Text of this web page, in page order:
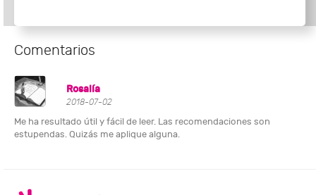
Comentarios
Rosalía
2018-07-02
Me ha resultado útil y fácil de leer. Las recomendaciones son
estupendas. Quizás me aplique alguna.